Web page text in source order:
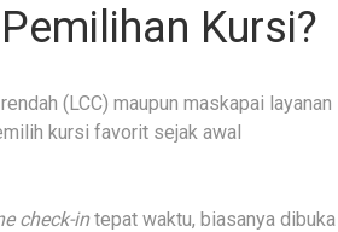
Kursi?
(LCC) maupun maskapai layanan
kursi favorit sejak awal
check-intepat waktu, biasanya dibuka